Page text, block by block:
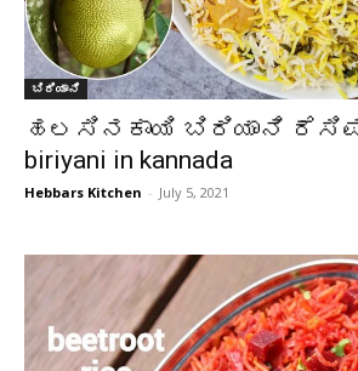
ಬಿರಿಯಾನಿ
ಹಲಸಿನಕಾಯಿ ಬಿರಿಯಾನಿ ರೆಸಿಪಿ
biriyani in kannada
Hebbars Kitchen - July 5, 2021